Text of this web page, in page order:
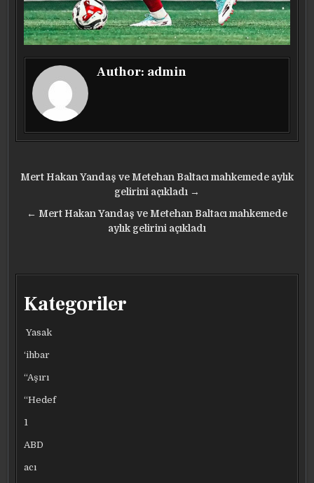
Author: admin
Yazı
Mert Hakan Yandaş ve Metehan Baltacı mahkemede aylık
gelirini açıkladı →
← Mert Hakan Yandaş ve Metehan Baltacı mahkemede
aylık gelirini açıkladı
Kategoriler
Yasak
‘ihbar
“Aşırı
“Hedef
1
ABD
acı